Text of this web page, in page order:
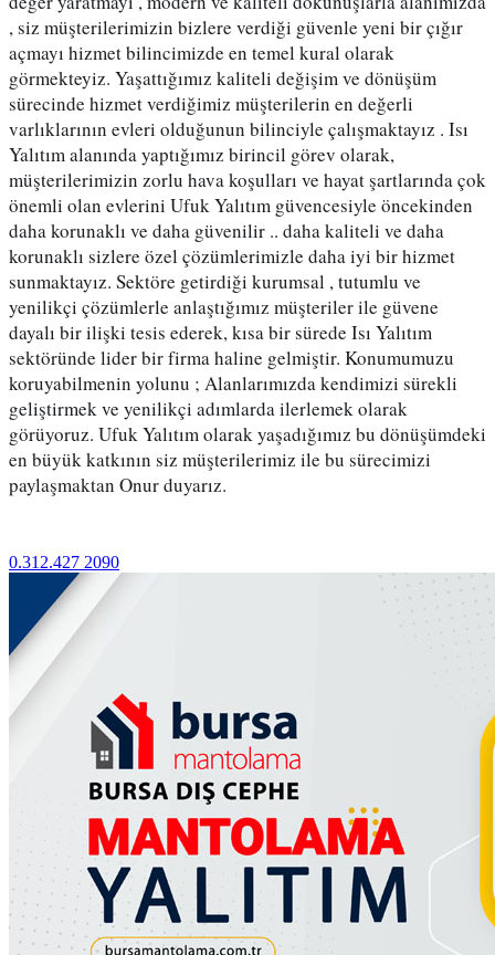
, siz müşterilerimizin bizlere verdiği güvenle yeni bir çığır
açmayı hizmet bilincimizde en temel kural olarak
görmekteyiz. Yaşattığımız kaliteli değişim ve dönüşüm
sürecinde hizmet verdiğimiz müşterilerin en değerli
varlıklarının evleri olduğunun bilinciyle çalışmaktayız . Isı
Yalıtım alanında yaptığımız birincil görev olarak,
müşterilerimizin zorlu hava koşulları ve hayat şartlarında çok
önemli olan evlerini Ufuk Yalıtım güvencesiyle öncekinden
daha korunaklı ve daha güvenilir .. daha kaliteli ve daha
korunaklı sizlere özel çözümlerimizle daha iyi bir hizmet
sunmaktayız. Sektöre getirdiği kurumsal , tutumlu ve
yenilikçi çözümlerle anlaştığımız müşteriler ile güvene
dayalı bir ilişki tesis ederek, kısa bir sürede Isı Yalıtım
sektöründe lider bir firma haline gelmiştir. Konumumuzu
koruyabilmenin yolunu ; Alanlarımızda kendimizi sürekli
geliştirmek ve yenilikçi adımlarda ilerlemek olarak
görüyoruz. Ufuk Yalıtım olarak yaşadığımız bu dönüşümdeki
en büyük katkının siz müşterilerimiz ile bu sürecimizi
paylaşmaktan Onur duyarız.
0.312.427 2090